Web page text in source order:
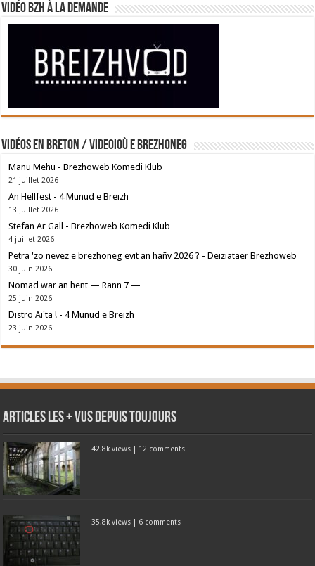
Vidéo BZH à la demande
Vidéos en breton / Videoioù e brezhoneg
Manu Mehu - Brezhoweb Komedi Klub
21 juillet 2026
An Hellfest - 4 Munud e Breizh
13 juillet 2026
Stefan Ar Gall - Brezhoweb Komedi Klub
4 juillet 2026
Petra 'zo nevez e brezhoneg evit an hañv 2026 ? - Deiziataer Brezhoweb
30 juin 2026
Nomad war an hent — Rann 7 —
25 juin 2026
Distro Ai'ta ! - 4 Munud e Breizh
23 juin 2026
Articles les + vus depuis toujours
42.8k views | 12 comments
35.8k views | 6 comments